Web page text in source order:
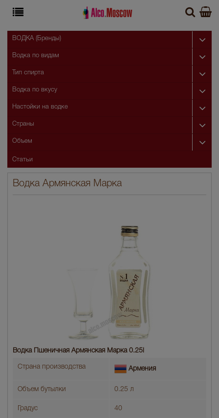
Водка Армянская Марка
Водка Пшеничная Армянская Марка 0.25l
Страна производства Армения
Объем бутылки 0.25 л
Градус 40
ВОДКА (Бренды)
Водка по видам
Тип спирта
Водка по вкусу
Настойки на водке
Страны
Объем
Статьи